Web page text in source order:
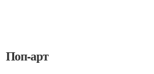
Поп-арт